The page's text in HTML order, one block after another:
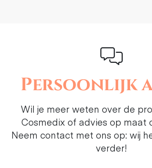
Persoonlijk
Wil je meer weten over de
Cosmedix of advies op maat
Neem contact met ons op: wij
verder!